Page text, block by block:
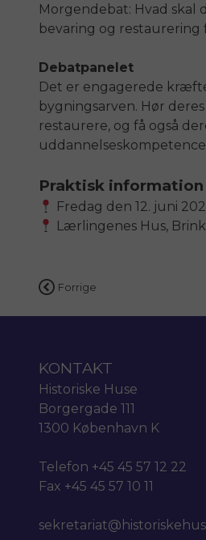
Morgendebat: Hvad skal
bevaring og
Debatpanelet
Det er engagerede
bygningsarven. Hør
restaurere, og få også
Praktisk information
Fredag den 12. juni
Lærlingenes Hus,
Indlægsnavigation
Forrige
KONTAKT
Historiske Huse
Borgergade 111
1300 København K
Telefon +45 45 57 12 22
Fax +45 45 57 10 11